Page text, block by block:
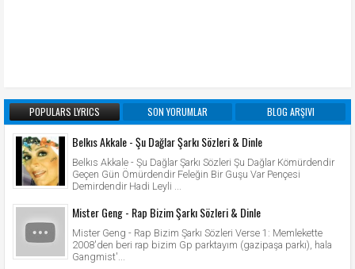
POPULARS LYRICS SON YORUMLAR BLOG ARŞIVI
Belkıs Akkale - Şu Dağlar Şarkı Sözleri & Dinle
Belkıs Akkale - Şu Dağlar Şarkı Sözleri Şu Dağlar Kömürdendir
Geçen Gün Ömürdendir Feleğin Bir Guşu Var Pençesi
Demirdendir Hadi Leyli ...
Mister Geng - Rap Bizim Şarkı Sözleri & Dinle
Mister Geng - Rap Bizim Şarkı Sözleri Verse 1: Memlekette
2008'den beri rap bizim Gp parktayım (gazipaşa parkı), hala
Gangmist'...